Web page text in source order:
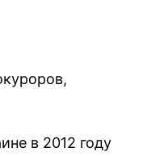
в 2012 году